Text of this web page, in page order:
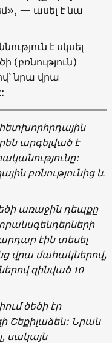
», — ասել է նա
է սկսել
(բռնություն)
նրա վրա
արգելված է
բռնությունից և
առաջին դեպքը
էին տեսել
վրա մահակներով,
զինված 10
ծեծի էր
Շեքիլաձեն: Նրան
սակայն